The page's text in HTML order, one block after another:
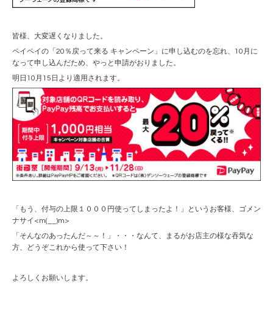
皆様、大変遅くなりました。
ペイペイの「20％戻って来る キャンペーン」に申し込むのを忘れ、10月に
なって申し込んだため、やっと申請がおりました。
明日10月15日より適用されます。
「もう、付与の上限１０００円使ってしまったよ！」というお客様、ゴメン
ナサイ<m(__)m>
「そんなのあったんだ～～！」・・・なんて、まるがお店主の様な吞気な
方、どうぞこれから使って下さい！
よろしくお願いします。